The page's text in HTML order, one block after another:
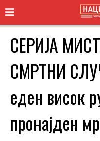
СЕРИЈА
СМРТНИ
еден висок
пронајден